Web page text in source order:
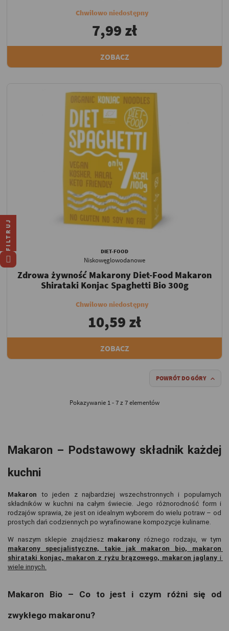
Chwilowo niedostępny
7,99 zł
ZOBACZ
DIET-FOOD
Niskowęglowodanowe
Zdrowa żywność Makarony Diet-Food Makaron
Shirataki Konjac Spaghetti Bio 300g
Chwilowo niedostępny
10,59 zł
ZOBACZ
POWRÓT DO GÓRY 
Pokazywanie 1 - 7 z 7 elementów
Makaron – Podstawowy składnik każdej
kuchni
Makaron to jeden z najbardziej wszechstronnych i popularnych
składników w kuchni na całym świecie. Jego różnorodność form i
rodzajów sprawia, że jest on idealnym wyborem do wielu potraw – od
prostych dań codziennych po wyrafinowane kompozycje kulinarne.
W naszym sklepie znajdziesz makarony
makarony specjalistyczne, takie jak makaron bio, makaron
shirataki konjac, makaron z ryżu brązowego, makaron jaglany i
wiele innych.
Makaron Bio – Co to jest i czym różni się od
zwykłego makaronu?
FILTRUJ